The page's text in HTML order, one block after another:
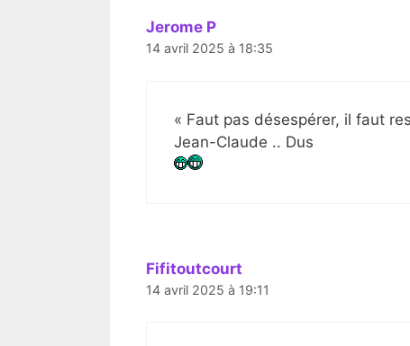
Jerome P
14 avril 2025 à 18:35
« Faut pas désespérer, il faut
Jean-Claude .. Dus
Fifitoutcourt
14 avril 2025 à 19:11